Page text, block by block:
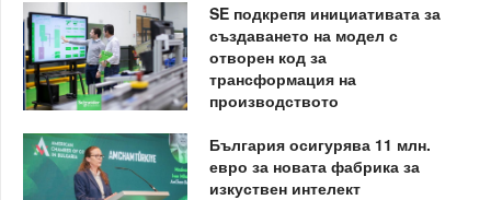
SE подкрепя инициативата за
създаването на модел с
отворен код за
трансформация на
производството
България осигурява 11 млн.
евро за новата фабрика за
изкуствен интелект